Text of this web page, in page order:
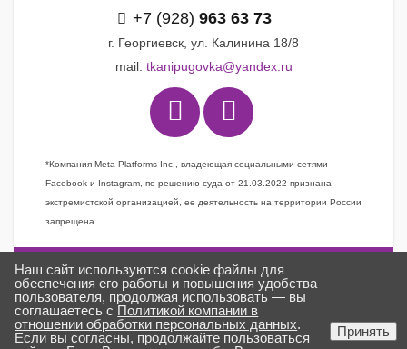
+7 (928) 963 63 73
г. Георгиевск, ул. Калинина 18/8
mail: tkanipugovka@yandex.ru
*Компания Meta Platforms Inc., владеющая социальными сетями
Facebook и Instagram, по решению суда от 21.03.2022 признана
экстремистской организацией, ее деятельность на территории России
запрещена
Задать вопрос
Заказать звонок
Создано вГИПЕРКУБ®
Наш сайт используются cookie файлы для
обеспечения его работы и повышения удобства
пользователя, продолжая использовать — вы
соглашаетесь с Политикой компании в
отношении обработки персональных данных.
Если вы согласны, продолжайте пользоваться
Принять